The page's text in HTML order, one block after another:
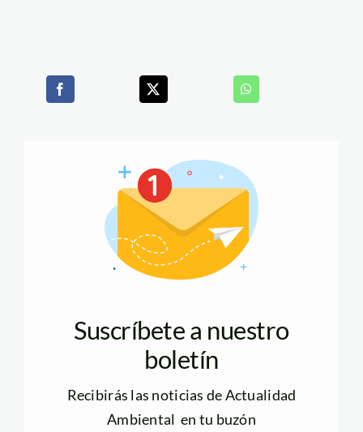
Suscríbete a nuestro
boletín
Recibirás las noticias de Actualidad
Ambiental en tu buzón